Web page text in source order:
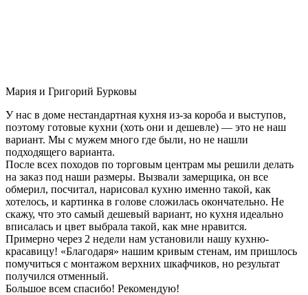
Мария и Григорий Бурковы
У нас в доме нестандартная кухня из-за короба и выступов,
поэтому готовые кухни (хоть они и дешевле) — это не наш
вариант. Мы с мужем много где были, но не нашли
подходящего варианта.
После всех походов по торговым центрам мы решили делать
на заказ под наши размеры. Вызвали замерщика, он все
обмерил, посчитал, нарисовал кухню именно такой, как
хотелось, и картинка в голове сложилась окончательно. Не
скажу, что это самый дешевый вариант, но кухня идеально
вписалась и цвет выбрала такой, как мне нравится.
Примерно через 2 недели нам установили нашу кухню-
красавицу! «Благодаря» нашим кривым стенам, им пришлось
помучиться с монтажом верхних шкафчиков, но результат
получился отменный.
Большое всем спасибо! Рекомендую!